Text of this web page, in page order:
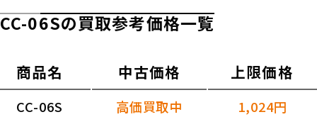
CC-06Sの買取参考価格一覧
商品名 中古価格 上限価格
CC-06S 高価買取中 1,024円